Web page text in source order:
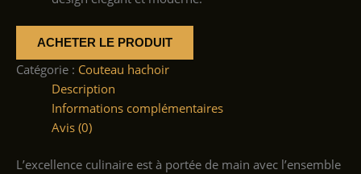
ACHETER LE PRODUIT
Catégorie : Couteau hachoir
Description
Informations complémentaires
Avis (0)
L’excellence culinaire est à portée de main avec l’ensemble